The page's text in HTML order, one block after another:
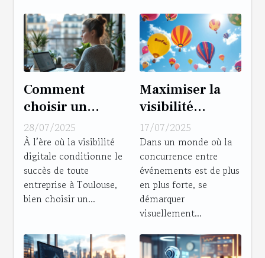
Comment
choisir un
consultant SEO
à Toulouse pour
optimiser votre
présence en
ligne ?
28/07/2025
À l’ère où la visibilité
digitale conditionne le
succès de toute
entreprise à Toulouse,
bien choisir un...
Maximiser la
visibilité
d'événements
avec des ballons
à hélium
personnalisés
17/07/2025
Dans un monde où la
concurrence entre
événements est de plus
en plus forte, se
démarquer
visuellement...